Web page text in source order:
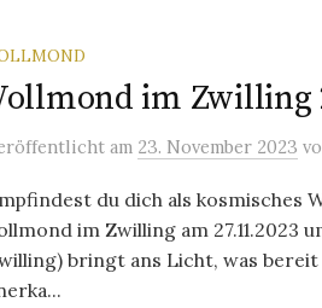
im Zwilling
am 23. November 2023
du dich als kosmisches
im Zwilling am 27.11.2023
bringt ans Licht, was bereit